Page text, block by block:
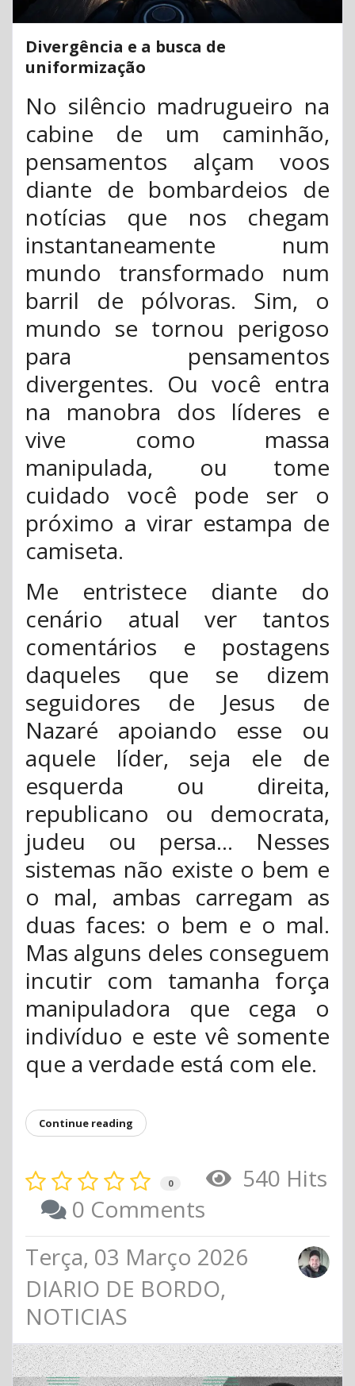
Divergência e a busca de
uniformização
No silêncio madrugueiro na
cabine de um caminhão,
pensamentos alçam voos
diante de bombardeios de
notícias que nos chegam
instantaneamente num
mundo transformado num
barril de pólvoras. Sim, o
mundo se tornou perigoso
para pensamentos
divergentes. Ou você entra
na manobra dos líderes e
vive como massa
manipulada, ou tome
cuidado você pode ser o
próximo a virar estampa de
camiseta.
Me entristece diante do
cenário atual ver tantos
comentários e postagens
daqueles que se dizem
seguidores de Jesus de
Nazaré apoiando esse ou
aquele líder, seja ele de
esquerda ou direita,
republicano ou democrata,
judeu ou persa... Nesses
sistemas não existe o bem e
o mal, ambas carregam as
duas faces: o bem e o mal.
Mas alguns deles conseguem
incutir com tamanha força
manipuladora que cega o
indivíduo e este vê somente
que a verdade está com ele.
Continue reading
0
540 Hits
0 Comments
Terça, 03 Março 2026
DIARIO DE BORDO
NOTICIAS